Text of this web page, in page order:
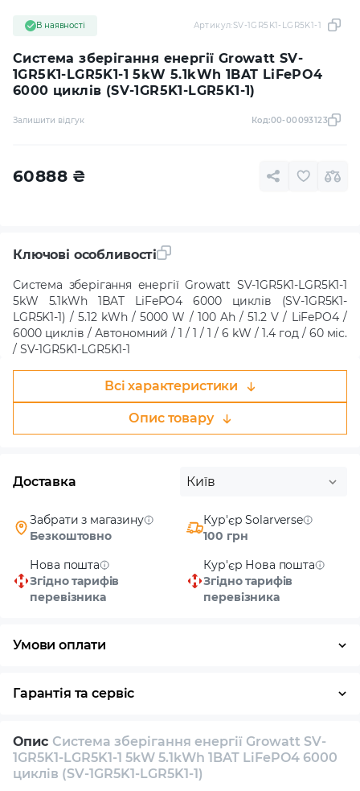
Система зберігання енергії Growatt SV-
1GR5K1-LGR5K1-1 5kW 5.1kWh 1BAT LiFePO4
6000 циклів (SV-1GR5K1-LGR5K1-1)
В наявності Артикул:SV-1GR5K1-LGR5K1-1
Залишити відгук Код:00-00093123
60888 ₴
Ключові особливості
Система зберігання енергії Growatt SV-1GR5K1-LGR5K1-1
5kW 5.1kWh 1BAT LiFePO4 6000 циклів (SV-1GR5K1-
LGR5K1-1) / 5.12 kWh / 5000 W / 100 Ah / 51.2 V / LiFePO4 /
6000 циклів / Автономний / 1 / 1 / 1 / 6 kW / 1.4 год / 60 міс.
/ SV-1GR5K1-LGR5K1-1
Всі характеристики
Опис товару
Доставка Київ
Забрати з магазину
Безкоштовно
Кур'єр Solarverse
100 грн
Нова пошта
Згідно тарифів
перевізника
Кур'єр Нова пошта
Згідно тарифів
перевізника
Умови оплати
Гарантія та сервіс
Власний сервісний центр Технічна підтримка
Консультація
Опис Система зберігання енергії Growatt SV-
1GR5K1-LGR5K1-1 5kW 5.1kWh 1BAT LiFePO4 6000
циклів (SV-1GR5K1-LGR5K1-1)